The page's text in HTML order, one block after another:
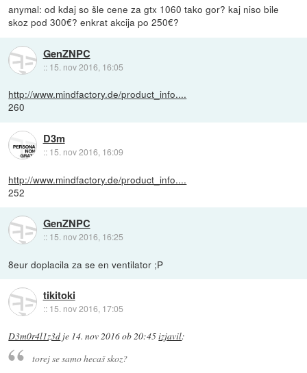
anymal: od kdaj so šle cene za gtx 1060 tako gor? kaj niso bile
skoz pod 300€? enkrat akcija po 250€?
GenZNPC
:: 15. nov 2016, 16:05
http://www.mindfactory.de/product_info....
260
D3m
:: 15. nov 2016, 16:09
http://www.mindfactory.de/product_info....
252
GenZNPC
:: 15. nov 2016, 16:25
8eur doplacila za se en ventilator ;P
tikitoki
:: 15. nov 2016, 17:05
D3m0r4l1z3d je 14. nov 2016 ob 20:45izjavil:
torej se samo hecaš skoz?